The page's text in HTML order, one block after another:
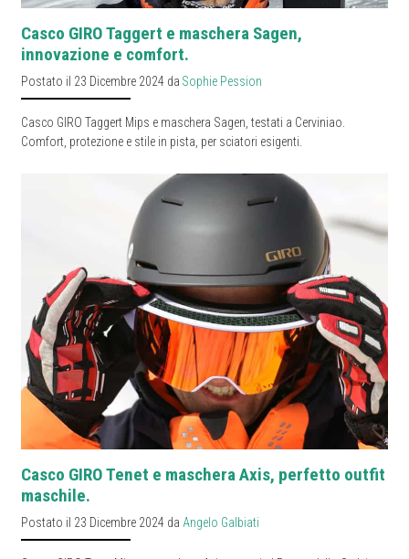
Casco GIRO Taggert e maschera Sagen,
innovazione e comfort.
Postato il 23 Dicembre 2024 da Sophie Pession
Casco GIRO Taggert Mips e maschera Sagen, testati a Cerviniao.
Comfort, protezione e stile in pista, per sciatori esigenti.
Casco GIRO Tenet e maschera Axis, perfetto outfit
maschile.
Postato il 23 Dicembre 2024 da Angelo Galbiati